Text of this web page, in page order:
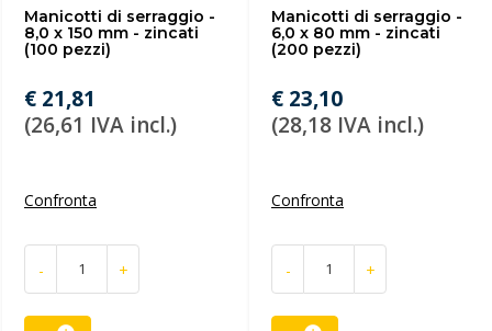
Manicotti di serraggio -
8,0 x 150 mm - zincati
(100 pezzi)
€ 21,81
(26,61 IVA incl.)
Confronta
- +
Manicotti di serraggio -
6,0 x 80 mm - zincati
(200 pezzi)
€ 23,10
(28,18 IVA incl.)
Confronta
- +